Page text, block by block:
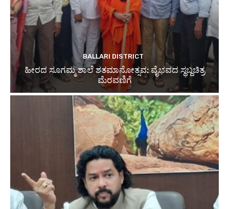
BALLARI DISTRICT
ಹೀರದ ಸೂಗಮ್ಮ ಶಾಲೆ ಶತಮಾನೋತ್ಸವ: ವೈಭವದ ಸ್ಥಬ್ದಚಿತ್ರ
ಮೆರವಣಿಗೆ